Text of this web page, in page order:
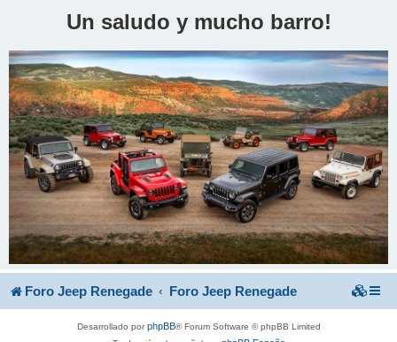
Un saludo y mucho barro!
Foro Jeep Renegade Foro Jeep Renegade
Desarrollado porphpBB® Forum Software © phpBB Limited